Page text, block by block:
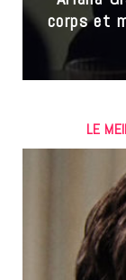
corps et
LE